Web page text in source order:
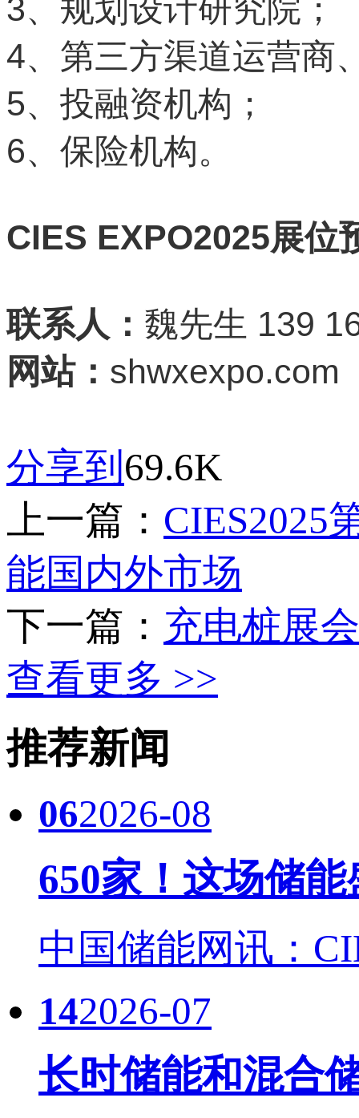
3、规划设计研究院；
4、第三方渠道运营商
5、投融资机构；
6、保险机构。
CIES EXPO2025展位
联系人： 魏先生 139
网站： shwxexpo.com
分享到 69.6K
上一篇： CIES2025
能国内外市场
下一篇： 充电桩展
查看更多 >>
推荐新闻
062026-08
650家！这场储
中国储能网讯：
142026-07
长时储能和混合